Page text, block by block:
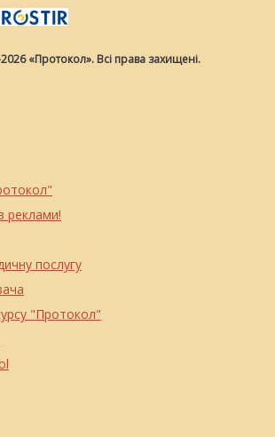
«Протокол». Всі права захищені.
реклами!
послугу
"Протокол"